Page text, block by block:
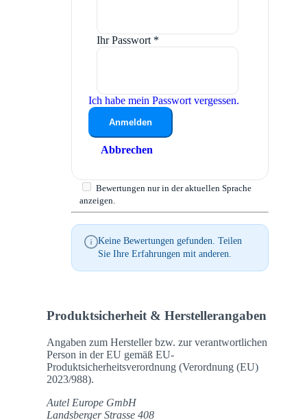
Ihr Passwort *
Ich habe mein Passwort vergessen.
Anmelden
Abbrechen
Bewertungen nur in der aktuellen Sprache
anzeigen.
Keine Bewertungen gefunden. Teilen
Sie Ihre Erfahrungen mit anderen.
Produktsicherheit & Herstellerangaben
Angaben zum Hersteller bzw. zur verantwortlichen
Person in der EU gemäß EU-
Produktsicherheitsverordnung (Verordnung (EU)
2023/988).
Autel Europe GmbH
Landsberger Strasse 408